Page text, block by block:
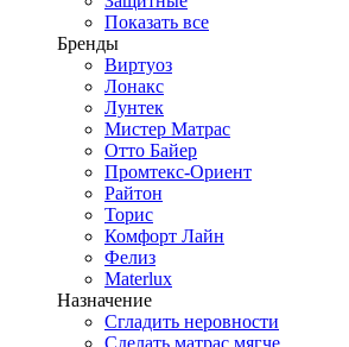
Показать все
Бренды
Виртуоз
Лонакс
Лунтек
Мистер Матрас
Отто Байер
Промтекс-Ориент
Райтон
Торис
Комфорт Лайн
Фелиз
Materlux
Назначение
Сгладить неровности
Сделать матрас мягче